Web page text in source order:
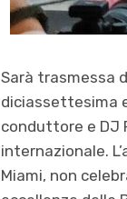
Sarà trasmessa
diciassettesima
conduttore e DJ
internazionale.
Miami, non